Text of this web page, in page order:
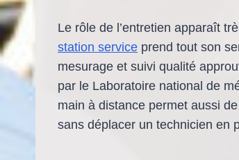
Le rôle de l’entretien apparaît
station service prend tout son
mesurage et suivi qualité
par le Laboratoire national de
main à distance permet aussi
sans déplacer un technicien en